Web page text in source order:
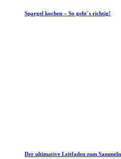
Spargel kochen – So geht´s richtig!
Der ultimative Leitfaden zum